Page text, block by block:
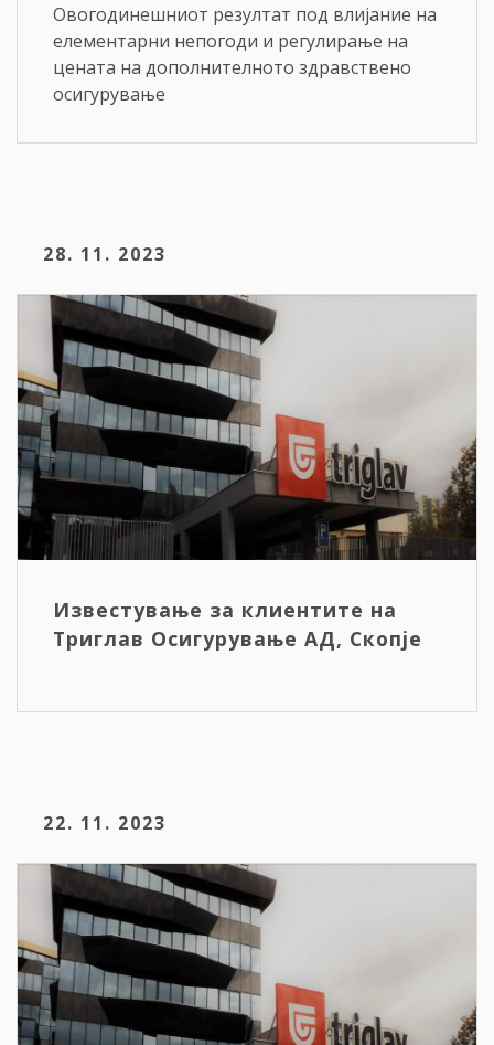
Овогодинешниот резултат под влијание на
елементарни непогоди и регулирање на
цената на дополнителното здравствено
осигурување
28. 11. 2023
Известување за клиентите на
Триглав Осигурување АД, Скопје
22. 11. 2023